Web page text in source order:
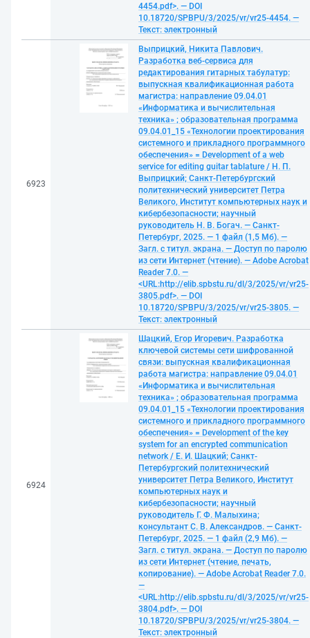
4454.pdf>. — DOI
10.18720/SPBPU/3/2025/vr/vr25-4454. —
Текст: электронный
6923
Выприцкий, Никита Павлович.
Разработка веб-сервиса для
редактирования гитарных табулатур:
выпускная квалификационная работа
магистра: направление 09.04.01
«Информатика и вычислительная
техника» ; образовательная программа
09.04.01_15 «Технологии проектирования
системного и прикладного программного
обеспечения» = Development of a web
service for editing guitar tablature / Н. П.
Выприцкий; Санкт-Петербургский
политехнический университет Петра
Великого, Институт компьютерных наук и
кибербезопасности; научный
руководитель Н. В. Богач. — Санкт-
Петербург, 2025. — 1 файл (1,5 Мб). —
Загл. с титул. экрана. — Доступ по паролю
из сети Интернет (чтение). — Adobe Acrobat
Reader 7.0. —
<URL:http://elib.spbstu.ru/dl/3/2025/vr/vr25-
3805.pdf>. — DOI
10.18720/SPBPU/3/2025/vr/vr25-3805. —
Текст: электронный
6924
Шацкий, Егор Игоревич. Разработка
ключевой системы сети шифрованной
связи: выпускная квалификационная
работа магистра: направление 09.04.01
«Информатика и вычислительная
техника» ; образовательная программа
09.04.01_15 «Технологии проектирования
системного и прикладного программного
обеспечения» = Development of the key
system for an encrypted communication
network / Е. И. Шацкий; Санкт-
Петербургский политехнический
университет Петра Великого, Институт
компьютерных наук и
кибербезопасности; научный
руководитель Г. Ф. Малыхина;
консультант С. В. Александров. — Санкт-
Петербург, 2025. — 1 файл (2,9 Мб). —
Загл. с титул. экрана. — Доступ по паролю
из сети Интернет (чтение, печать,
копирование). — Adobe Acrobat Reader 7.0.
—
<URL:http://elib.spbstu.ru/dl/3/2025/vr/vr25-
3804.pdf>. — DOI
10.18720/SPBPU/3/2025/vr/vr25-3804. —
Текст: электронный